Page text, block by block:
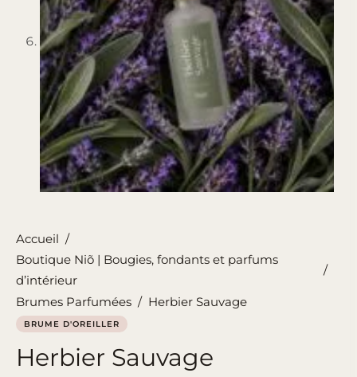
Accueil /
Boutique Niõ | Bougies, fondants et parfums
d’intérieur
/
Brumes Parfumées / Herbier Sauvage
BRUME D'OREILLER
Herbier Sauvage